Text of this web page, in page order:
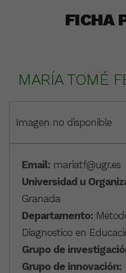
FICHA
MARÍA TOMÉ
Imagen no disponible
Email: mariatf@ugr.es
Universidad u
Granada
Departamento:
Diagnostico en
Grupo de
Grupo de innovación: